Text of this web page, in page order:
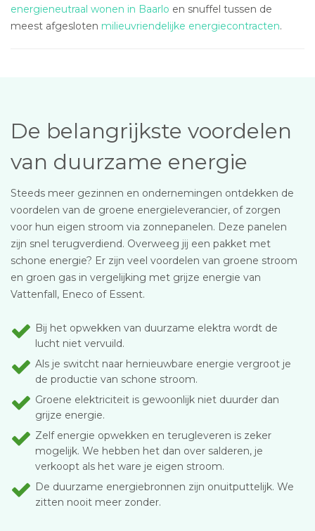
energieneutraal wonen in Baarlo en snuffel tussen de
meest afgesloten milieuvriendelijke energiecontracten.
De belangrijkste voordelen
van duurzame energie
Steeds meer gezinnen en ondernemingen ontdekken de
voordelen van de groene energieleverancier, of zorgen
voor hun eigen stroom via zonnepanelen. Deze panelen
zijn snel terugverdiend. Overweeg jij een pakket met
schone energie? Er zijn veel voordelen van groene stroom
en groen gas in vergelijking met grijze energie van
Vattenfall, Eneco of Essent.
Bij het opwekken van duurzame elektra wordt de
lucht niet vervuild.
Als je switcht naar hernieuwbare energie vergroot je
de productie van schone stroom.
Groene elektriciteit is gewoonlijk niet duurder dan
grijze energie.
Zelf energie opwekken en terugleveren is zeker
mogelijk. We hebben het dan over salderen, je
verkoopt als het ware je eigen stroom.
De duurzame energiebronnen zijn onuitputtelijk. We
zitten nooit meer zonder.